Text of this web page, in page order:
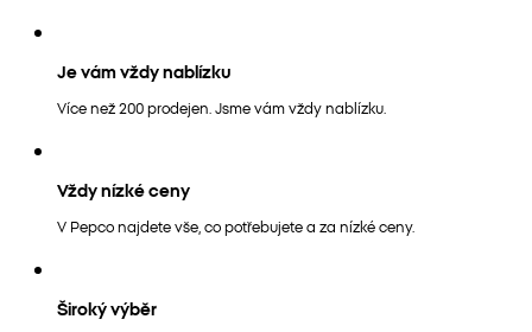
Je vám vždy nablízku
Více než 200 prodejen. Jsme vám vždy nablízku.
Vždy nízké ceny
V Pepco najdete vše, co potřebujete a za nízké ceny.
Široký výběr